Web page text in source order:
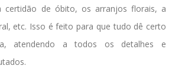
certidão de óbito, os arranjos florais, a
etc. Isso é feito para que tudo dê certo
atendendo a todos os detalhes e